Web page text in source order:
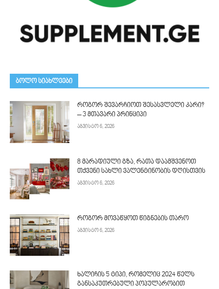
ᲑᲝᲚᲝ ᲡᲘᲐᲮᲚᲔᲔᲑᲘ
როგორ შევარჩიოთ შესასვლელი კარი?
– 3 მთავარი პრინციპი
აგვისტო 6, 2026
8 მარადიული გზა, რათა დაამშვენოთ
თქვენი სახლი ვალენტინობის დღისთვის
აგვისტო 6, 2026
როგორ მოვაწყოთ წიგნების თარო
აგვისტო 6, 2026
ხალიჩის 5 ტიპი, რომელიც 2024 წელს
განსაკუთრებული პოპულარობით